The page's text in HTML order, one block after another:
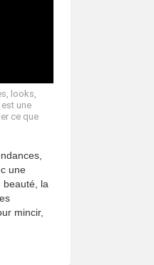
looks,
une
ce que
une
beauté, la
mincir,